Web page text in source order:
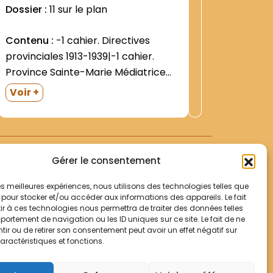
Gérer le consentement
meilleures expériences, nous utilisons des technologies telles que
stocker et/ou accéder aux informations des appareils. Le fait
à ces technologies nous permettra de traiter des données telles
de navigation ou les ID uniques sur ce site. Le fait de ne
ou de retirer son consentement peut avoir un effet négatif sur
et fonctions.
Dossier : 11 sur le plan
Contenu :
provinciales 1913-1939|-1 cahier.
Province Sainte-Marie Médiatrice
(Belgique). Décisions définitoriales.
1942|-8 cahiers de réflexions
personnelles (1910-1912)- non
identifié|2e travée|-1 boite. 1. Les
rattachement à Thuringe
(1899).|Correspondance- actes
officiels|-1 boite. Les origines à...
Voir +
Votre panier
Mentions légales
Politique de cookies